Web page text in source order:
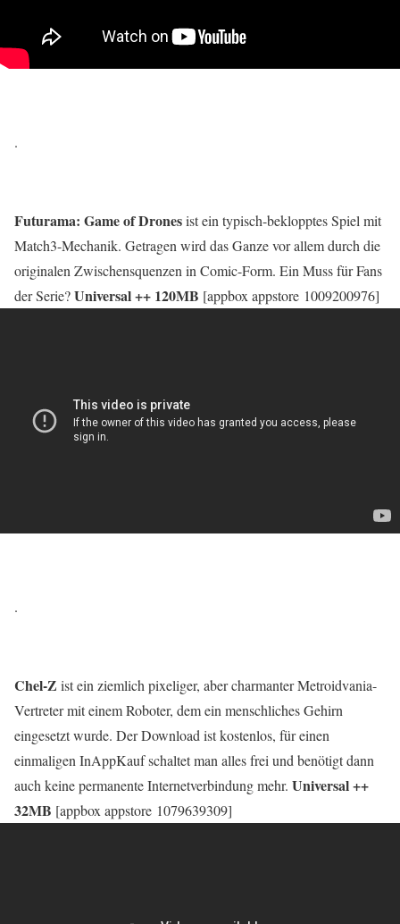
.
Futurama: Game of Dronesist ein typisch-beklopptes Spiel mit
Match3-Mechanik. Getragen wird das Ganze vor allem durch die
originalen Zwischensquenzen in Comic-Form. Ein Muss für Fans
der Serie?Universal ++ 120MB [appbox appstore 1009200976]
.
Chel-Z ist ein ziemlich pixeliger, aber charmanter Metroidvania-
Vertreter mit einem Roboter, dem ein menschliches Gehirn
eingesetzt wurde. Der Download ist kostenlos, für einen
einmaligen InAppKauf schaltet man alles frei und benötigt dann
auch keine permanente Internetverbindung mehr. Universal ++
32MB [appbox appstore 1079639309]